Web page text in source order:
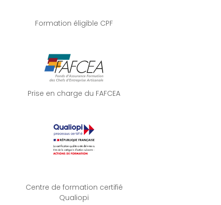
Formation éligible CPF
Prise en charge du FAFCEA
Centre de formation certifié
Qualiopi